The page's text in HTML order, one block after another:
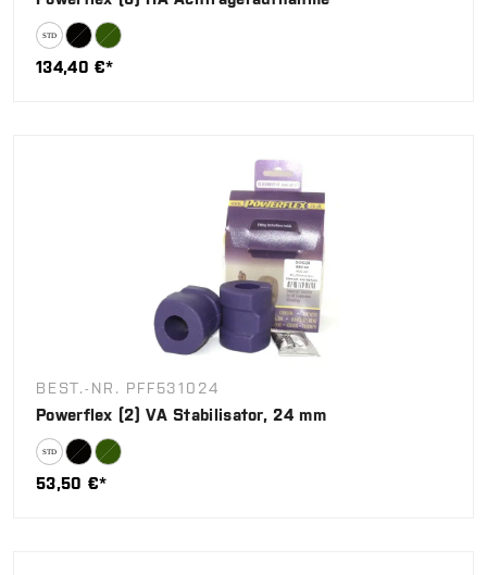
134,40 €*
BEST.-NR. PFF531024
Powerflex (2) VA Stabilisator, 24 mm
53,50 €*